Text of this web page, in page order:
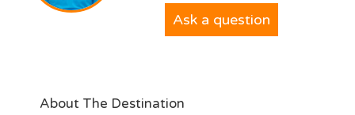
Ask a question
About The Destination